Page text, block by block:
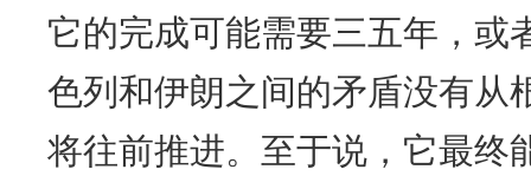
它的完成可能需要三五年，或
色列和伊朗之间的矛盾没有从
将往前推进。至于说，它最终